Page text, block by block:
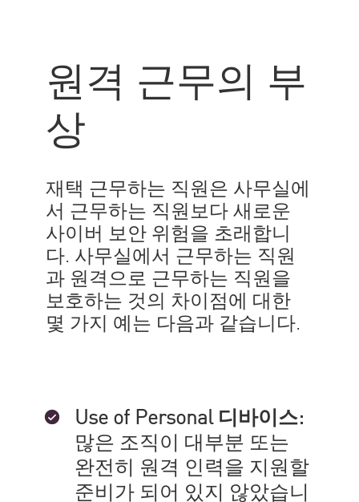
원격 근무의 부
상
재택 근무하는 직원은 사무실에
서 근무하는 직원보다 새로운
사이버 보안 위험을 초래합니
다. 사무실에서 근무하는 직원
과 원격으로 근무하는 직원을
보호하는 것의 차이점에 대한
몇 가지 예는 다음과 같습니다.
Use of Personal 디바이스:
많은 조직이 대부분 또는
완전히 원격 인력을 지원할
준비가 되어 있지 않았습니